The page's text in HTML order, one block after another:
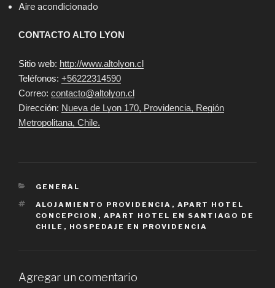
Aire acondicionado
CONTACTO ALTO LYON
Sitio web: http://www.altolyon.cl
Teléfonos: +56222314590
Correo: contacto@altolyon.cl
Dirección: Nueva de Lyon 170, Providencia, Región
Metropolitana, Chile.
CATEGORIES
GENERAL
TAGS
ALOJAMIENTO PROVIDENCIA , APART HOTEL
CONCEPCION , APART HOTEL EN SANTIAGO DE
CHILE , HOSPEDAJE EN PROVIDENCIA
Agregar un comentario